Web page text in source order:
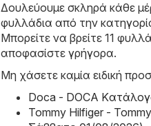
Δουλεύουμε σκληρά κάθε
φυλλάδια από την
Μπορείτε να βρείτε 11
αποφασίστε γρήγορα.
Μη χάσετε καμία ειδική
Doca - DOCA
Tommy Hilfiger -